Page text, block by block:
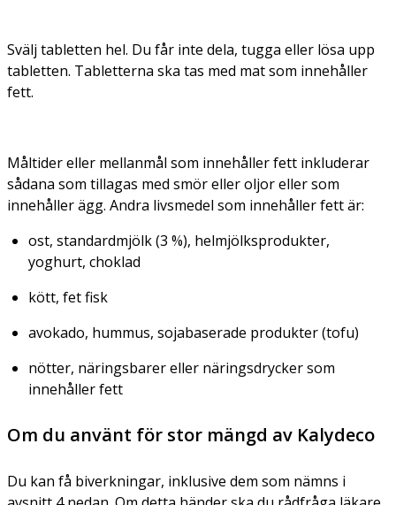
Svälj tabletten hel. Du får inte dela, tugga eller lösa upp
tabletten. Tabletterna ska tas med mat som innehåller
fett.
Måltider eller mellanmål som innehåller fett inkluderar
sådana som tillagas med smör eller oljor eller som
innehåller ägg. Andra livsmedel som innehåller fett är:
ost, standardmjölk (3 %), helmjölksprodukter,
yoghurt, choklad
kött, fet fisk
avokado, hummus, sojabaserade produkter (tofu)
nötter, näringsbarer eller näringsdrycker som
innehåller fett
Om du använt för stor mängd av Kalydeco
Du kan få biverkningar, inklusive dem som nämns i